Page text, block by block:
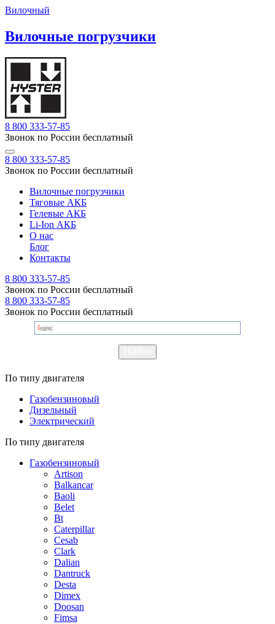
Вилочный
Вилочные погрузчики
8 800 333-57-85
Звонок по России бесплатный
8 800 333-57-85
Звонок по России бесплатный
Вилочные погрузчики
Тяговые АКБ
Гелевые АКБ
Li-Ion АКБ
О нас
Блог
Контакты
8 800 333-57-85
Звонок по России бесплатный
8 800 333-57-85
Звонок по России бесплатный
По типу двигателя
Газобензиновый
Дизельный
Электрический
По типу двигателя
Газобензиновый
Artison
Balkancar
Baoli
Belet
Bt
Caterpillar
Cesab
Clark
Dalian
Dantruck
Desta
Dimex
Doosan
Fimsa